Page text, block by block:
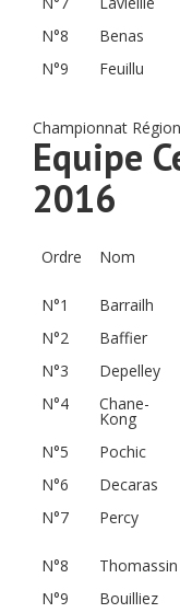
N°8
Benas
N°9
Feuillu
Championnat
Equipe
2016
Ordre Nom
N°1
Barrailh
N°2
Baffier
N°3
Depelley
N°4
Chane-
Kong
N°5 Pochic
N°6
Decaras
N°7
Percy
N°8 Thomassin
N°9
Bouilliez